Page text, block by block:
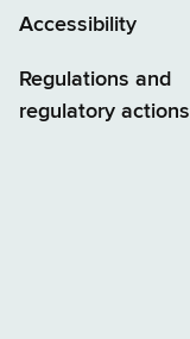
Accessibility
Regulations and
regulatory actions